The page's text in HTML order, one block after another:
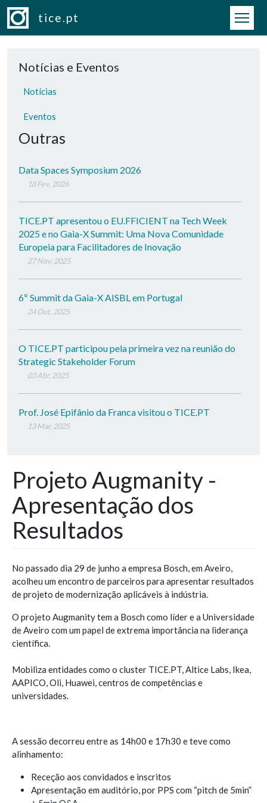
Passar para o conteúdo principal
tice.pt
Notícias e Eventos
Notícias
Eventos
Outras
Data Spaces Symposium 2026
18 Fev, 2026
TICE.PT apresentou o EU.FFICIENT na Tech Week
2025 e no Gaia-X Summit: Uma Nova Comunidade
Europeia para Facilitadores de Inovação
27 Nov, 2025
6º Summit da Gaia-X AISBL em Portugal
24 Out, 2025
O TICE.PT participou pela primeira vez na reunião do
Strategic Stakeholder Forum
03 Abr, 2025
Prof. José Epifânio da Franca visitou o TICE.PT
13 Mar, 2025
Projeto Augmanity -
Apresentação dos
Resultados
No passado dia 29 de junho a empresa Bosch, em Aveiro,
acolheu um encontro de parceiros para apresentar resultados
de projeto de modernização aplicáveis à indústria.
O projeto Augmanity tem a Bosch como líder e a Universidade
de Aveiro com um papel de extrema importância na liderança
científica.
Mobiliza entidades como o cluster TICE.PT, Altice Labs, Ikea,
AAPICO, Oli, Huawei, centros de competências e
universidades.
A sessão decorreu entre as 14h00 e 17h30 e teve como
alinhamento:
Receção aos convidados e inscritos
Apresentação em auditório, por PPS com “pitch de 5min”